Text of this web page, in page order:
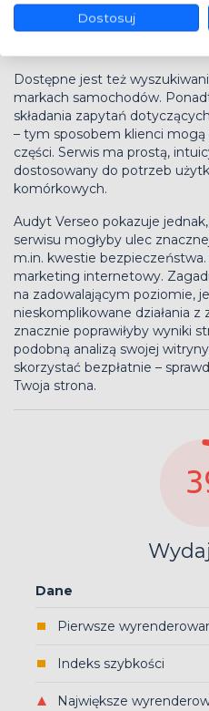
płyny eksploatacyjne,
rozrządy,
Dostępne jest też
markach samochodów.
składania zapytań
– tym sposobem klienci
części. Serwis ma prostą,
dostosowany do potrzeb
komórkowych.
Audyt Verseo pokazuje
serwisu mogłyby ulec
m.in. kwestie
marketing internetowy.
na zadowalającym poziomie,
nieskomplikowane działania
znacznie poprawiłyby wyniki
podobną analizą swojej
skorzystać bezpłatnie –
Twoja strona.
Dane
Pierwsze
Indeks szybkości
Największe
Dostosuj